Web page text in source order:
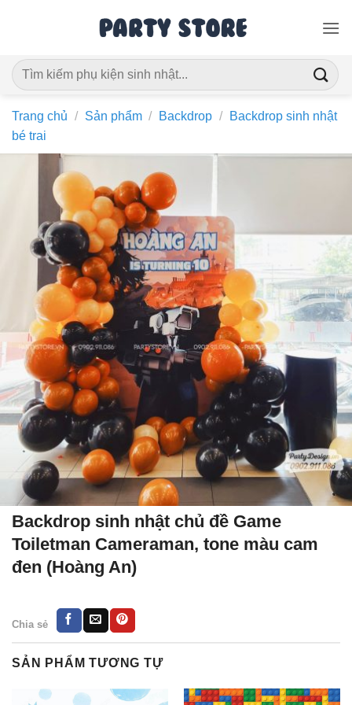
dung
Tìm
kiếm:
Trang chủ / Sản phẩm / Backdrop /
Backdrop sinh nhật
bé trai
Backdrop sinh nhật chủ đề Game
Toiletman Cameraman, tone màu cam
đen (Hoàng An)
Chia sẻ
SẢN PHẨM TƯƠNG TỰ